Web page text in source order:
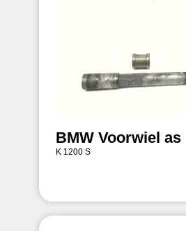
BMW Voorwiel as
K 1200 S